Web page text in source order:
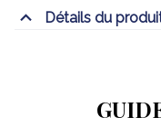
Détails du